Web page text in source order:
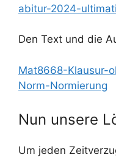
abitur-2024-
Den Text und die
Mat8668-Klausur-
Norm-Normierung
Nun unsere
Um jeden